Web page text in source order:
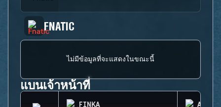
FNATIC
ไม่มีข้อมูลที่จะแสดงในขณะนี้
แบนเจ้าหน้าที่
FINKA AZAMI